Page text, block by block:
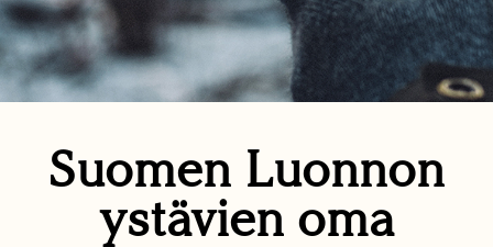
Suomen Luonnon
ystävien oma